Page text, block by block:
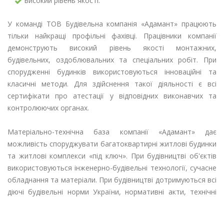
У команді ТОВ Будівельна компанія «Адамант» працюють
тільки найкращі профільні фахівці. Працівники компанії
демонструють високий рівень якості монтажних,
будівельних, оздоблювальних та спеціальних робіт. При
спорудженні будинків використовуються інноваційні та
класичні методи. Для здійснення такої діяльності є всі
сертифікати про атестації у відповідних виконавчих та
контролюючих органах.
Матеріально-технічна база компанії «Адамант» дає
можливість споруджувати багатоквартирні житлові будинки
та житлові комплекси «під ключ». При будівництві об'єктів
використовуються інженерно-будівельні технології, сучасне
обладнання та матеріали. При будівництві дотримуються всі
діючі будівельні норми України, нормативні акти, технічні